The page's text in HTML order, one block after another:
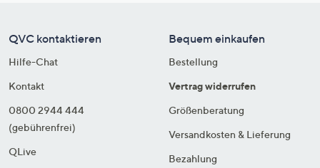
QVC kontaktieren
Hilfe-Chat
Kontakt
0800 2944 444
(gebührenfrei)
QLive
Bequem einkaufen
Bestellung
Vertrag widerrufen
Größenberatung
Versandkosten & Lieferung
Bezahlung